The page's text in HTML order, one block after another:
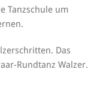
Tanzschule um
Das
Rundtanz Walzer.